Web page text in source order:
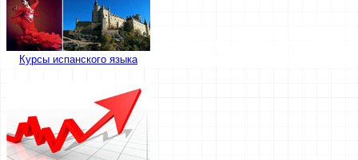
Курсы испанского языка